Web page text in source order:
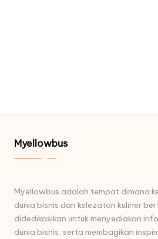
Myellowbus
Myellowbus adalah tempat dimana
dunia bisnis dan kelezatan kuliner
didedikasikan untuk menyediakan
dunia bisnis, serta membagikan